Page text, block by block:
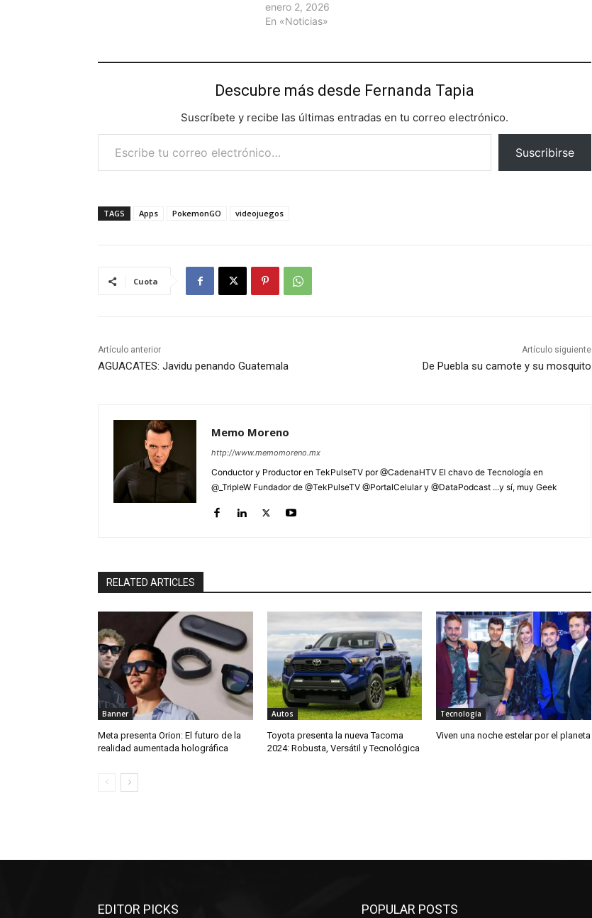
enero 2, 2026
En «Noticias»
Descubre más desde Fernanda Tapia
Suscríbete y recibe las últimas entradas en tu correo electrónico.
Escribe tu correo electrónico…
Suscribirse
TAGS Apps PokemonGO videojuegos
Cuota
Artículo anterior
AGUACATES: Javidu penando Guatemala
Artículo siguiente
De Puebla su camote y su mosquito
Memo Moreno
http://www.memomoreno.mx
Conductor y Productor en TekPulseTV por @CadenaHTV El chavo de Tecnología en
@_TripleW Fundador de @TekPulseTV @PortalCelular y @DataPodcast ...y sí, muy Geek
RELATED ARTICLES
Banner
Meta presenta Orion: El futuro de la
realidad aumentada holográfica
Autos
Toyota presenta la nueva Tacoma
2024: Robusta, Versátil y Tecnológica
Tecnología
Viven una noche estelar por el planeta
EDITOR PICKS POPULAR POSTS